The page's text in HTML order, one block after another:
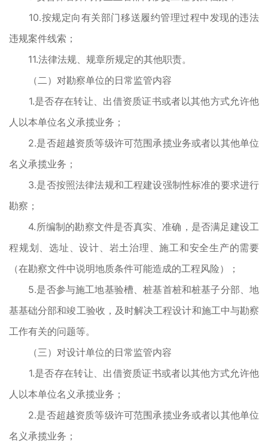
10.按规定向有关部门移送履约管理过程中发现的违法
违规案件线索；
11.法律法规、规章所规定的其他职责。
（二）对勘察单位的日常监管内容
1.是否存在转让、出借资质证书或者以其他方式允许他
人以本单位名义承揽业务；
2.是否超越资质等级许可范围承揽业务或者以其他单位
名义承揽业务；
3.是否按照法律法规和工程建设强制性标准的要求进行
勘察；
4.所编制的勘察文件是否真实、准确，是否满足建设工
程规划、选址、设计、岩土治理、施工和安全生产的需要
（在勘察文件中说明地质条件可能造成的工程风险）；
5.是否参与施工地基验槽、桩基首桩和桩基子分部、地
基基础分部和竣工验收，及时解决工程设计和施工中与勘察
工作有关的问题等。
（三）对设计单位的日常监管内容
1.是否存在转让、出借资质证书或者以其他方式允许他
人以本单位名义承揽业务；
2.是否超越资质等级许可范围承揽业务或者以其他单位
名义承揽业务；